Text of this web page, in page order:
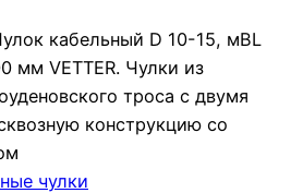
кабельный D 10-15, мBL
мм VETTER. Чулки из
троса с двумя
конструкцию со
чулки